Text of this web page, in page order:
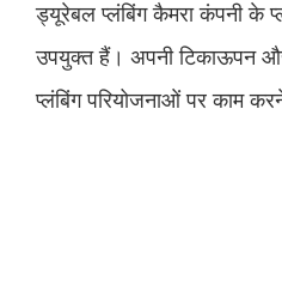
ड्यूरेबल प्लंबिंग कैमरा कंपनी के
उपयुक्त हैं। अपनी टिकाऊपन
प्लंबिंग परियोजनाओं पर काम